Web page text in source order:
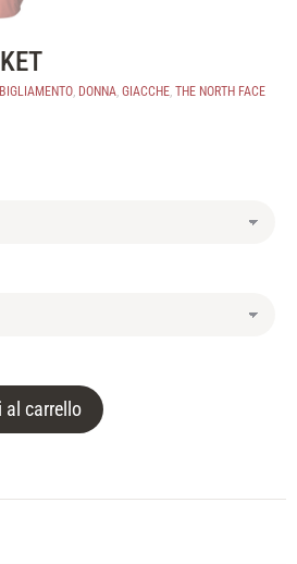
, DONNA, GIACCHE, THE NORTH FACE
al carrello